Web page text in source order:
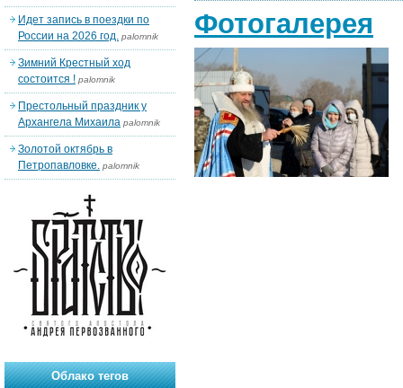
Фотогалерея
Идет запись в поездки по
России на 2026 год. palomnik
Зимний Крестный ход
состоится ! palomnik
Престольный праздник у
Архангела Михаила palomnik
Золотой октябрь в
Петропавловке. palomnik
Облако тегов